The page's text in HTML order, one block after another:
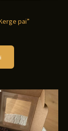
pai”